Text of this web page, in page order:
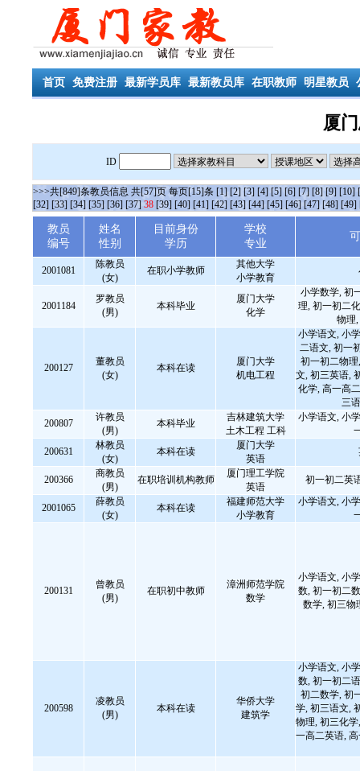
首页 免费注册 最新学员库 最新教员库 在职教师 明星教员
厦
ID
>>>共[849]条教员信息 共[57]页 每页[15]条 [1] [2] [3] [4] [5] [6] [7] [8] [9] [10]
[32] [33] [34] [35] [36] [37] 38 [39] [40] [41] [42] [43] [44] [45] [46] [47] [48] [49]
教员
编号
姓名
性别
目前身份
学历
学校
专业
2001081
陈教员
(女)
在职小学教师
其他大学
小学教育
2001184
罗教员
(男)
本科毕业
厦门大学
化学
小学数学, 初
理, 初一初二
物理
200127
董教员
(女)
本科在读
厦门大学
机电工程
小学语文, 小
二语文, 初一
初一初二物
文, 初三英语,
化学, 高一高
三
200807
许教员
(男)
本科毕业
吉林建筑大学
土木工程 工科
小学语文, 小
200631
林教员
(女)
本科在读
厦门大学
英语
200366
商教员
(男)
在职培训机构教师
厦门理工学院
英语
初一初二英
2001065
薛教员
(女)
本科在读
福建师范大学
小学教育
小学语文, 小
200131
曾教员
(男)
在职初中教师
漳洲师范学院
数学
小学语文, 小
数, 初一初二
数学, 初三物
200598
凌教员
(男)
本科在读
华侨大学
建筑学
小学语文, 小
数, 初一初二
初二数学, 初
学, 初三语文,
物理, 初三化
一高二英语,